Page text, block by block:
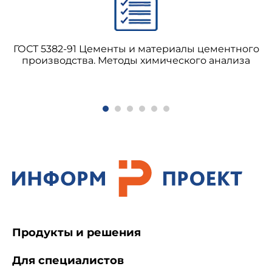
включаться лица в возрасте от 18 до 35 лет,
имеющие опыт записи читаемого текста, а
органами здравоохранения.
группа в составе руководителя и членов группы.
1.6. Рабочий пост руководителя должен
располагаться вблизи дикторов, а члены
организационной группы должны находиться в
используются артикуляционные таблицы,
ГОСТ 5382-91 Цементы и материалы цементного
производства. Методы химического анализа
Продукты и решения
Для специалистов